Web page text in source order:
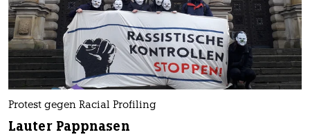
Protest gegen Racial Profiling
Lauter Pappnasen